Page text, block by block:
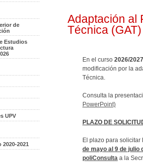
de
Estudios
UPV
2021